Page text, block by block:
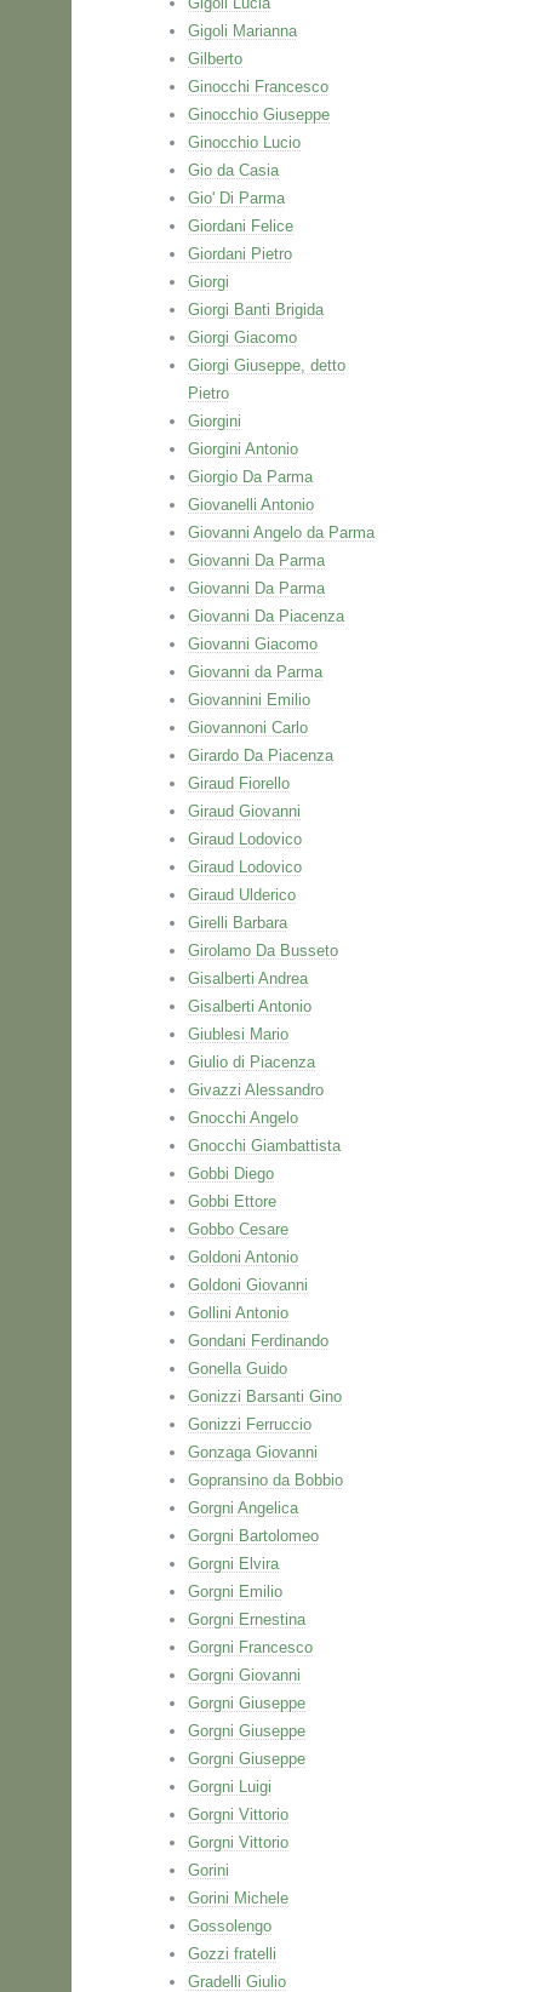
Gigoli Marianna
Gilberto
Ginocchi Francesco
Ginocchio Giuseppe
Ginocchio Lucio
Gio da Casia
Gio' Di Parma
Giordani Felice
Giordani Pietro
Giorgi
Giorgi Banti Brigida
Giorgi Giacomo
Giorgi Giuseppe, detto
Pietro
Giorgini
Giorgini Antonio
Giorgio Da Parma
Giovanelli Antonio
Giovanni Angelo da Parma
Giovanni Da Parma
Giovanni Da Parma
Giovanni Da Piacenza
Giovanni Giacomo
Giovanni da Parma
Giovannini Emilio
Giovannoni Carlo
Girardo Da Piacenza
Giraud Fiorello
Giraud Giovanni
Giraud Lodovico
Giraud Lodovico
Giraud Ulderico
Girelli Barbara
Girolamo Da Busseto
Gisalberti Andrea
Gisalberti Antonio
Giublesi Mario
Giulio di Piacenza
Givazzi Alessandro
Gnocchi Angelo
Gnocchi Giambattista
Gobbi Diego
Gobbi Ettore
Gobbo Cesare
Goldoni Antonio
Goldoni Giovanni
Gollini Antonio
Gondani Ferdinando
Gonella Guido
Gonizzi Barsanti Gino
Gonizzi Ferruccio
Gonzaga Giovanni
Gopransino da Bobbio
Gorgni Angelica
Gorgni Bartolomeo
Gorgni Elvira
Gorgni Emilio
Gorgni Ernestina
Gorgni Francesco
Gorgni Giovanni
Gorgni Giuseppe
Gorgni Giuseppe
Gorgni Giuseppe
Gorgni Luigi
Gorgni Vittorio
Gorgni Vittorio
Gorini
Gorini Michele
Gossolengo
Gozzi fratelli
Gradelli Giulio